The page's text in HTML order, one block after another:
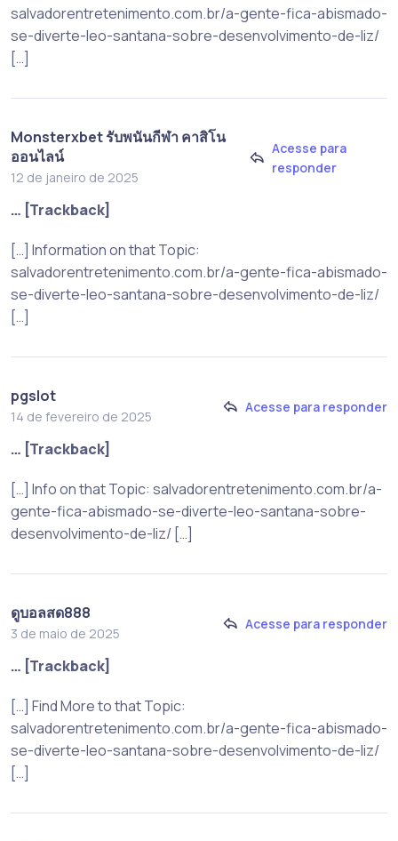
salvadorentretenimento.com.br/a-gente-fica-abismado-
se-diverte-leo-santana-sobre-desenvolvimento-de-liz/
[…]
Monsterxbet รับพนันกีฬา คาสิโน
ออนไลน์
12 de janeiro de 2025
Acesse para
responder
… [Trackback]
[…] Information on that Topic:
salvadorentretenimento.com.br/a-gente-fica-abismado-
se-diverte-leo-santana-sobre-desenvolvimento-de-liz/
[…]
pgslot
14 de fevereiro de 2025
Acesse para responder
… [Trackback]
[…] Info on that Topic: salvadorentretenimento.com.br/a-
gente-fica-abismado-se-diverte-leo-santana-sobre-
desenvolvimento-de-liz/ […]
ดูบอลสด888
3 de maio de 2025
Acesse para responder
… [Trackback]
[…] Find More to that Topic:
salvadorentretenimento.com.br/a-gente-fica-abismado-
se-diverte-leo-santana-sobre-desenvolvimento-de-liz/
[…]